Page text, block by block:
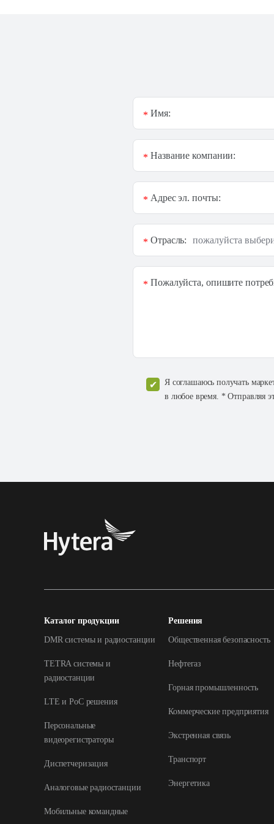
Имя:
*
Название компании:
*
Адрес эл. почты:
*
Отрасль:
*
Пожалуйста, опишите
*
Я соглашаюсь получать
в любое время. * Отправляя
Каталог продукции
DMR системы и радиостанции
TETRA системы и
радиостанции
LTE и РоС решения
Персональные
видеорегистраторы
Диспетчеризация
Аналоговые радиостанции
Мобильные командные
Решения
Общественная безопасность
Нефтегаз
Горная промышленность
Коммерческие предприятия
Экстренная связь
Транспорт
Энергетика